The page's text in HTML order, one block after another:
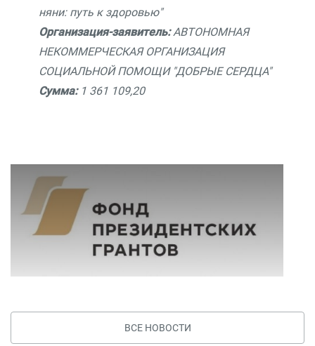
няни: путь к здоровью"
Организация-заявитель:АВТОНОМНАЯ
НЕКОММЕРЧЕСКАЯ ОРГАНИЗАЦИЯ
СОЦИАЛЬНОЙ ПОМОЩИ "ДОБРЫЕ СЕРДЦА"
Сумма:1 361 109,20
ВСЕ НОВОСТИ